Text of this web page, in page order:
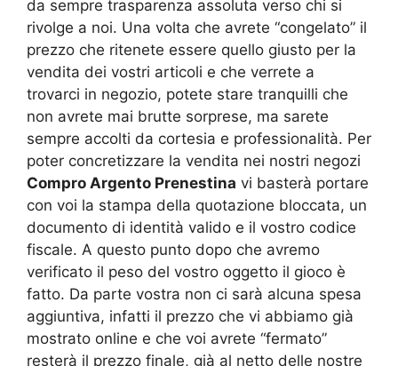
da sempre trasparenza assoluta verso chi si
rivolge a noi. Una volta che avrete “congelato” il
prezzo che ritenete essere quello giusto per la
vendita dei vostri articoli e che verrete a
trovarci in negozio, potete stare tranquilli che
non avrete mai brutte sorprese, ma sarete
sempre accolti da cortesia e professionalità. Per
poter concretizzare la vendita nei nostri negozi
Compro Argento Prenestina vi basterà portare
con voi la stampa della quotazione bloccata, un
documento di identità valido e il vostro codice
fiscale. A questo punto dopo che avremo
verificato il peso del vostro oggetto il gioco è
fatto. Da parte vostra non ci sarà alcuna spesa
aggiuntiva, infatti il prezzo che vi abbiamo già
mostrato online e che voi avrete “fermato”
resterà il prezzo finale, già al netto delle nostre